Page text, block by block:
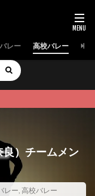
レー 高校バレー 中
良）チームメン
レー, 高校バレー